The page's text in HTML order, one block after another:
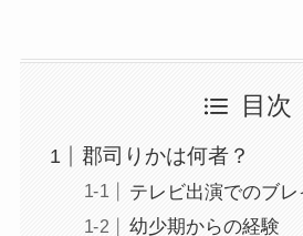
目次
郡司りかは何者？
テレビ出演でのブレ
幼少期からの経験